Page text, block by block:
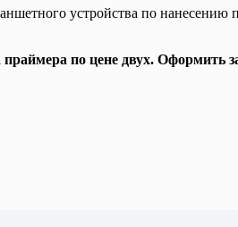
устройства по нанесению
по цене двух. Оформить